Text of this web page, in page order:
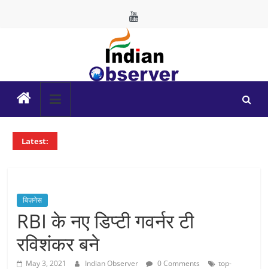
Indian
Observer
News
Latest:
बिज़नेस
RBI के नए डिप्टी गवर्नर टी
रविशंकर बने
May 3, 2021 Indian Observer 0 Comments
top-